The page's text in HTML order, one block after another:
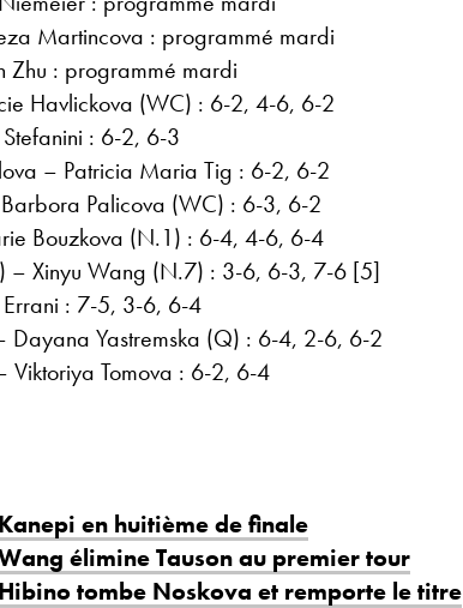
Martincova : programmé mardi
Zhu : programmé mardi
Havlickova (WC) : 6-2, 4-6, 6-2
: 6-2, 6-3
– Patricia Maria Tig : 6-2, 6-2
Palicova (WC) : 6-3, 6-2
Bouzkova (N.1) : 6-4, 4-6, 6-4
– Xinyu Wang (N.7) : 3-6, 6-3, 7-6 [5]
: 7-5, 3-6, 6-4
Dayana Yastremska (Q) : 6-4, 2-6, 6-2
Viktoriya Tomova : 6-2, 6-4
en huitième de finale
élimine Tauson au premier tour
tombe Noskova et remporte le titre